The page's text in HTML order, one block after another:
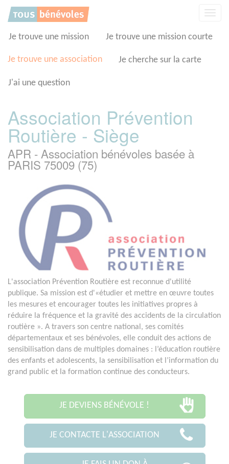
Je trouve une mission Je trouve une mission courte
Je trouve une association Je cherche sur la carte
J'ai une question
Association Prévention
Routière - Siège
APR - Association bénévoles basée à
PARIS 75009 (75)
L'association Prévention Routière est reconnue d'utilité
publique. Sa mission est d'«étudier et mettre en œuvre toutes
les mesures et encourager toutes les initiatives propres à
réduire la fréquence et la gravité des accidents de la circulation
routière ». A travers son centre national, ses comités
départementaux et ses bénévoles, elle conduit des actions de
sensibilisation dans de multiples domaines : l’éducation routière
des enfants et adolescents, la sensibilisation et l’information du
grand public et la formation continue des conducteurs.
JE DEVIENS BÉNÉVOLE !
JE CONTACTE L'ASSOCIATION
Panneau de gestion des cookies